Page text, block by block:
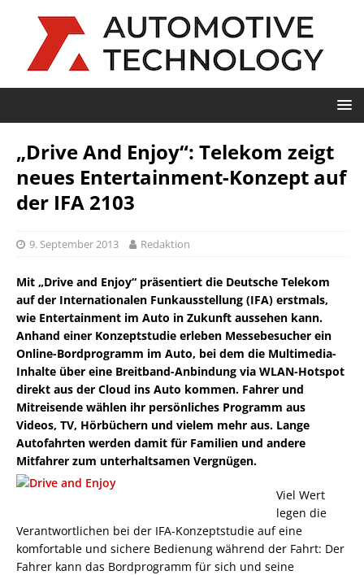
„Drive And Enjoy“: Telekom zeigt
neues Entertainment-Konzept auf
der IFA 2103
9. September 2013 Redaktion
Mit „Drive and Enjoy“ präsentiert die Deutsche Telekom
auf der Internationalen Funkausstellung (IFA) erstmals,
wie Entertainment im Auto in Zukunft aussehen kann.
Anhand einer Konzeptstudie erleben Messebesucher ein
Online-Bordprogramm im Auto, bei dem die Multimedia-
Inhalte über eine Breitband-Anbindung via WLAN-Hotspot
direkt aus der Cloud ins Auto kommen. Fahrer und
Mitreisende wählen ihr persönliches Programm aus
Videos, TV, Hörbüchern und vielem mehr aus. Lange
Autofahrten werden damit für Familien und andere
Mitfahrer zum unterhaltsamen Vergnügen.
Viel Wert
legen die
Verantwortlichen bei der IFA-Konzeptstudie auf eine
komfortable und sichere Bedienung während der Fahrt: Der
Fahrer kann das Bordprogramm für sich und seine